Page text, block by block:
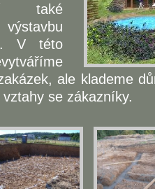
také
V této
ale klademe
se zákazníky.